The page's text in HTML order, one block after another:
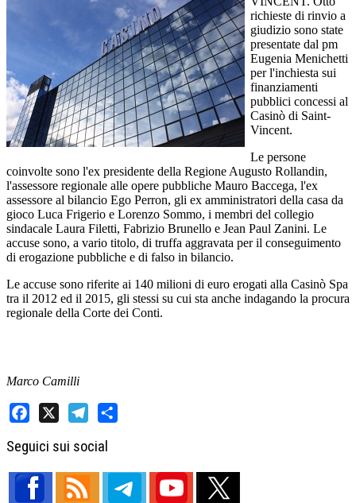
richieste di rinvio a
giudizio sono state
presentate dal pm
Eugenia Menichetti
per l'inchiesta sui
finanziamenti
pubblici concessi al
Casinò di Saint-
Vincent.
Le persone
coinvolte sono l'ex presidente della Regione Augusto Rollandin,
l'assessore regionale alle opere pubbliche Mauro Baccega, l'ex
assessore al bilancio Ego Perron, gli ex amministratori della casa da
gioco Luca Frigerio e Lorenzo Sommo, i membri del collegio
sindacale Laura Filetti, Fabrizio Brunello e Jean Paul Zanini. Le
accuse sono, a vario titolo, di truffa aggravata per il conseguimento
di erogazione pubbliche e di falso in bilancio.
Le accuse sono riferite ai 140 milioni di euro erogati alla Casinò Spa
tra il 2012 ed il 2015, gli stessi su cui sta anche indagando la procura
regionale della Corte dei Conti.
Marco Camilli
Seguici sui social